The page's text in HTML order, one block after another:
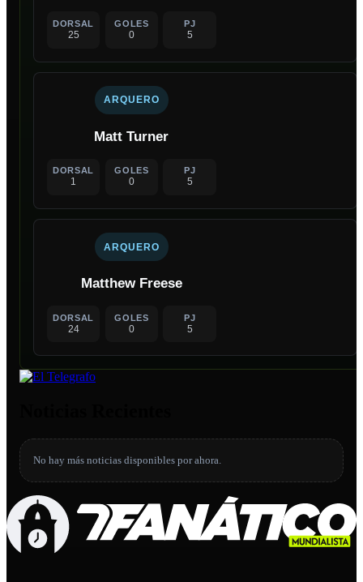
DORSAL
25
GOLES
0
PJ
5
ARQUERO
Matt Turner
DORSAL
1
GOLES
0
PJ
5
ARQUERO
Matthew Freese
DORSAL
24
GOLES
0
PJ
5
No hay más noticias disponibles por ahora.